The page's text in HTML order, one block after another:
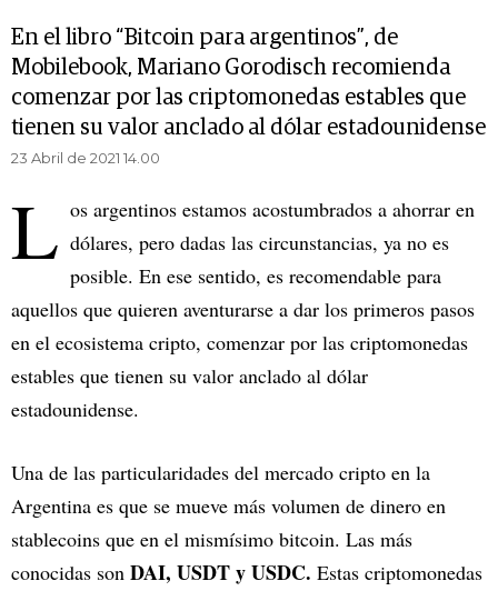
En el libro “Bitcoin para argentinos”, de
Mobilebook, Mariano Gorodisch recomienda
comenzar por las criptomonedas estables que
tienen su valor anclado al dólar estadounidense
23 Abril de 2021 14.00
L os argentinos estamos acostumbrados a ahorrar en
dólares, pero dadas las circunstancias, ya no es
posible. En ese sentido, es recomendable para
aquellos que quieren aventurarse a dar los primeros pasos
en el ecosistema cripto, comenzar por las criptomonedas
estables que tienen su valor anclado al dólar
estadounidense.
Una de las particularidades del mercado cripto en la
Argentina es que se mueve más volumen de dinero en
stablecoins que en el mismísimo bitcoin. Las más
conocidas son DAI, USDT y USDC. Estas criptomonedas